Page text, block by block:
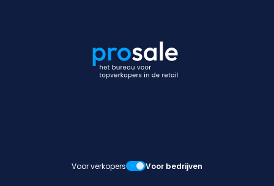
Voor verkopers Voor bedrijven